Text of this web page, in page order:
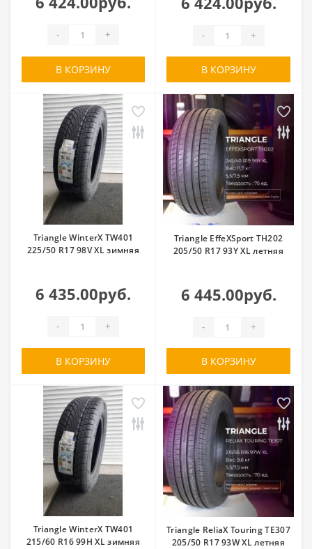
- +
В КОРЗИНУ
- +
В КОРЗИНУ
Triangle WinterX TW401
225/50 R17 98V XL зимняя
6 435.00руб.
- +
В КОРЗИНУ
Triangle EffeXSport TH202
205/50 R17 93Y XL летняя
6 445.00руб.
- +
В КОРЗИНУ
Triangle WinterX TW401
215/60 R16 99H XL зимняя
Triangle ReliaX Touring TE307
205/50 R17 93W XL летняя